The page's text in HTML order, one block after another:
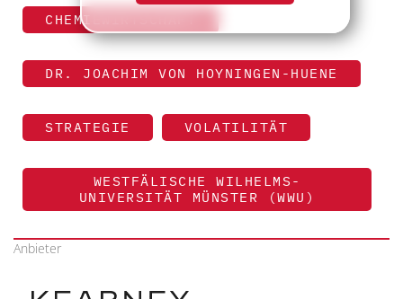
CHEMIEWIRTSCHAFT
DR. JOACHIM VON HOYNINGEN-HUENE
STRATEGIE VOLATILITÄT
WESTFÄLISCHE WILHELMS-
UNIVERSITÄT MÜNSTER (WWU)
Anbieter